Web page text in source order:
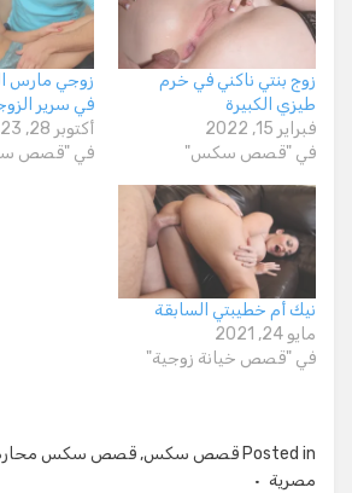
زوج بنتي ناكني في خرم
طيزي الكبيرة
فبراير 15, 2022
في "قصص سكس"
زوجي مارس
في سرير
أكتوبر 28, 2023
في "قصص
نيك أم خطيبتي السابقة
مايو 24, 2021
في "قصص خيانة زوجية"
Posted in قصص سكس, قصص سكس
مصرية